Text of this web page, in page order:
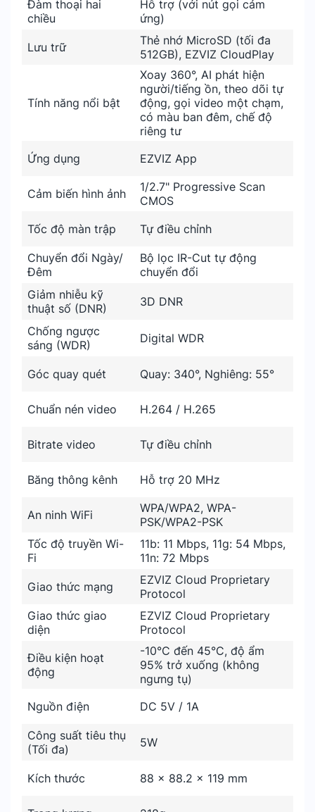
Đàm thoại hai
chiều
Hỗ trợ (với nút gọi cảm
ứng)
Lưu trữ
Thẻ nhớ MicroSD (tối đa
512GB), EZVIZ CloudPlay
Tính năng nổi bật
Xoay 360°, AI phát hiện
người/tiếng ồn, theo dõi tự
động, gọi video một chạm,
có màu ban đêm, chế độ
riêng tư
Ứng dụng
EZVIZ App
Cảm biến hình ảnh
1/2.7" Progressive Scan
CMOS
Tốc độ màn trập
Tự điều chỉnh
Chuyển đổi Ngày/
Đêm
Bộ lọc IR-Cut tự động
chuyển đổi
Giảm nhiễu kỹ
thuật số (DNR)
3D DNR
Chống ngược
sáng (WDR)
Digital WDR
Góc quay quét Quay: 340°, Nghiêng: 55°
Chuẩn nén video H.264 / H.265
Bitrate video Tự điều chỉnh
Băng thông kênh Hỗ trợ 20 MHz
An ninh WiFi
WPA/WPA2, WPA-
PSK/WPA2-PSK
Tốc độ truyền Wi-
Fi
11b: 11 Mbps, 11g: 54 Mbps,
11n: 72 Mbps
Giao thức mạng
EZVIZ Cloud Proprietary
Protocol
Giao thức giao
diện
EZVIZ Cloud Proprietary
Protocol
Điều kiện hoạt
động
-10°C đến 45°C, độ ẩm
95% trở xuống (không
ngưng tụ)
Nguồn điện
DC 5V / 1A
Công suất tiêu thụ
(Tối đa)
5W
Kích thước 88 x 88.2 x 119 mm